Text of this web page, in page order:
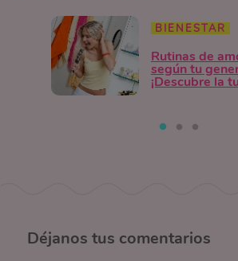
BIENESTAR
Rutinas de
según tu
¡Descubre la
Déjanos tus comentarios